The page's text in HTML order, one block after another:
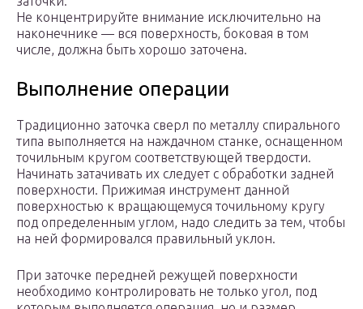
Не концентрируйте внимание исключительно на
наконечнике — вся поверхность, боковая в том
числе, должна быть хорошо заточена.
Выполнение операции
Традиционно заточка сверл по металлу спирального
типа выполняется на наждачном станке, оснащенном
точильным кругом соответствующей твердости.
Начинать затачивать их следует с обработки задней
поверхности. Прижимая инструмент данной
поверхностью к вращающемуся точильному кругу
под определенным углом, надо следить за тем, чтобы
на ней формировался правильный уклон.
При заточке передней режущей поверхности
необходимо контролировать не только угол, под